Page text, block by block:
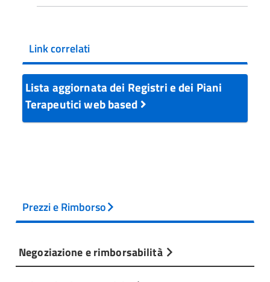
Link correlati
Lista aggiornata dei Registri e dei Piani
Terapeutici web based
Prezzi e Rimborso
Negoziazione e rimborsabilità